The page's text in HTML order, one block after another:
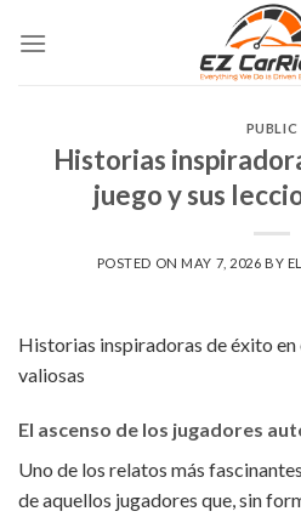
PUBLIC
Historias
juego y sus
POSTED ON MAY 7, 2026 BY
Historias inspiradoras de éxito en
valiosas
El ascenso de los jugadores
Uno de los relatos más
de aquellos jugadores que, sin